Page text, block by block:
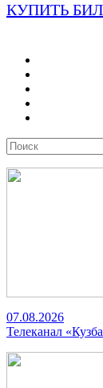
КУПИТЬ
07.08.2026
Телеканал